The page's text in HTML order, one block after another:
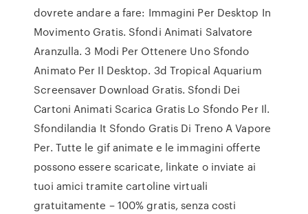
dovrete andare a fare: Immagini Per Desktop In
Movimento Gratis. Sfondi Animati Salvatore
Aranzulla. 3 Modi Per Ottenere Uno Sfondo
Animato Per Il Desktop. 3d Tropical Aquarium
Screensaver Download Gratis. Sfondi Dei
Cartoni Animati Scarica Gratis Lo Sfondo Per Il.
Sfondilandia It Sfondo Gratis Di Treno A Vapore
Per. Tutte le gif animate e le immagini offerte
possono essere scaricate, linkate o inviate ai
tuoi amici tramite cartoline virtuali
gratuitamente – 100% gratis, senza costi